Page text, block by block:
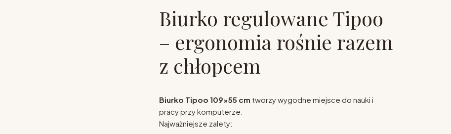
Biurko regulowane Tipoo
– ergonomia rośnie razem
z chłopcem
Biurko Tipoo 109×55 cm tworzy wygodne miejsce do nauki i
pracy przy komputerze.
Najważniejsze zalety: